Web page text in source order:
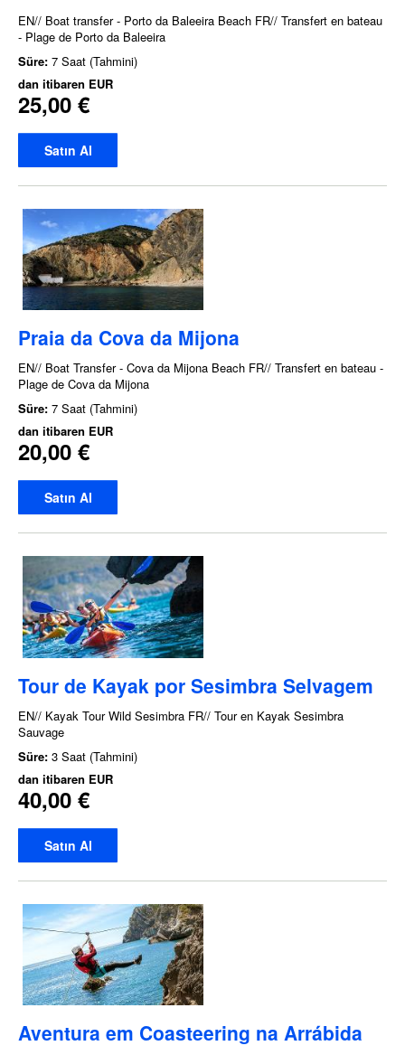
EN// Boat transfer - Porto da Baleeira Beach FR// Transfert en bateau
- Plage de Porto da Baleeira
Süre: 7 Saat (Tahmini)
dan itibaren EUR
25,00 €
Satın Al
Praia da Cova da Mijona
EN// Boat Transfer - Cova da Mijona Beach FR// Transfert en bateau -
Plage de Cova da Mijona
Süre: 7 Saat (Tahmini)
dan itibaren EUR
20,00 €
Satın Al
Tour de Kayak por Sesimbra Selvagem
EN// Kayak Tour Wild Sesimbra FR// Tour en Kayak Sesimbra
Sauvage
Süre: 3 Saat (Tahmini)
dan itibaren EUR
40,00 €
Satın Al
Aventura em Coasteering na Arrábida